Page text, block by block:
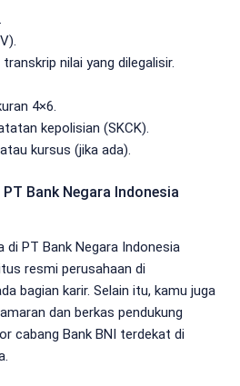
nilai yang dilegalisir.
4×6.
kepolisian (SKCK).
kursus (jika ada).
Bank Negara Indonesia
di PT Bank Negara Indonesia
resmi perusahaan di
bagian karir. Selain itu, kamu juga
dan berkas pendukung
cabang Bank BNI terdekat di